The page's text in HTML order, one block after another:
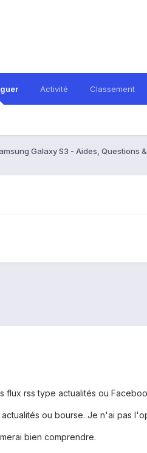
Activité Classement
Galaxy S3 - Aides, Questions
flux rss type actualités ou
ou bourse. Je n'ai pas
bien comprendre.